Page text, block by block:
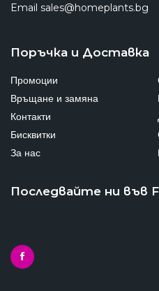
Email sales@homeplants.bg
Поръчка и Доставка
Промоции
Връщане и замяна
Контакти
Бисквитки
За нас
Последвайте ни във